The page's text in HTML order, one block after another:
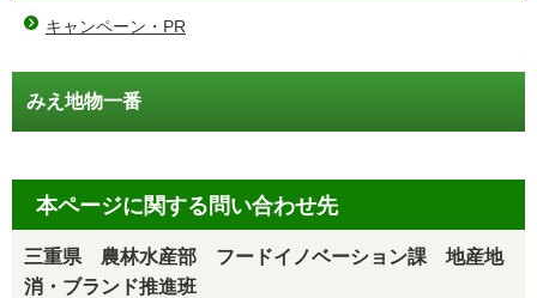
キャンペーン・PR
みえ地物一番
本ページに関する問い合わせ先
三重県 農林水産部 フードイノベーション課 地産地
消・ブランド推進班